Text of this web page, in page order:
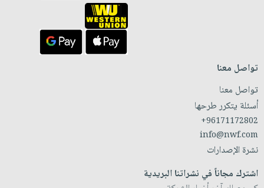
تواصل معنا
تواصل معنا
أسئلة يتكرر طرحها
+96171172802
info@nwf.com
نشرة الإصدارات
اشترك مجاناً في نشراتنا البريدية